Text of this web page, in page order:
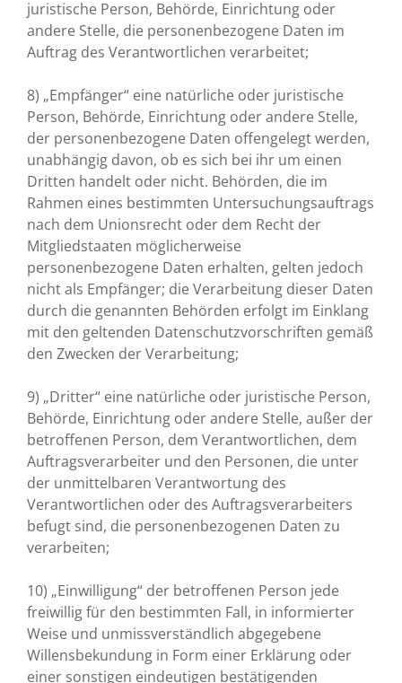
juristische Person, Behörde, Einrichtung oder
andere Stelle, die personenbezogene Daten im
Auftrag des Verantwortlichen verarbeitet;
8) „Empfänger“ eine natürliche oder juristische
Person, Behörde, Einrichtung oder andere Stelle,
der personenbezogene Daten offengelegt werden,
unabhängig davon, ob es sich bei ihr um einen
Dritten handelt oder nicht. Behörden, die im
Rahmen eines bestimmten Untersuchungsauftrags
nach dem Unionsrecht oder dem Recht der
Mitgliedstaaten möglicherweise
personenbezogene Daten erhalten, gelten jedoch
nicht als Empfänger; die Verarbeitung dieser Daten
durch die genannten Behörden erfolgt im Einklang
mit den geltenden Datenschutzvorschriften gemäß
den Zwecken der Verarbeitung;
9) „Dritter“ eine natürliche oder juristische Person,
Behörde, Einrichtung oder andere Stelle, außer der
betroffenen Person, dem Verantwortlichen, dem
Auftragsverarbeiter und den Personen, die unter
der unmittelbaren Verantwortung des
Verantwortlichen oder des Auftragsverarbeiters
befugt sind, die personenbezogenen Daten zu
verarbeiten;
10) „Einwilligung“ der betroffenen Person jede
freiwillig für den bestimmten Fall, in informierter
Weise und unmissverständlich abgegebene
Willensbekundung in Form einer Erklärung oder
einer sonstigen eindeutigen bestätigenden